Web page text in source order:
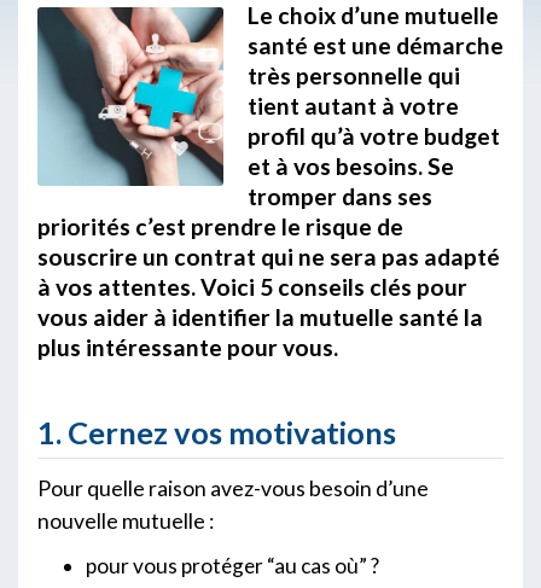
Le choix d’une mutuelle
santé est une démarche
très personnelle qui
tient autant à votre
profil qu’à votre budget
et à vos besoins. Se
tromper dans ses
priorités c’est prendre le risque de
souscrire un contrat qui ne sera pas adapté
à vos attentes. Voici 5 conseils clés pour
vous aider à identifier la mutuelle santé la
plus intéressante pour vous.
1. Cernez vos motivations
Pour quelle raison avez-vous besoin d’une
nouvelle mutuelle :
pour vous protéger “au cas où” ?